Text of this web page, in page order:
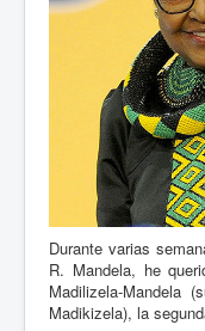
Durante varias
R. Mandela, he
Madilizela-Mandela
Madikizela), la